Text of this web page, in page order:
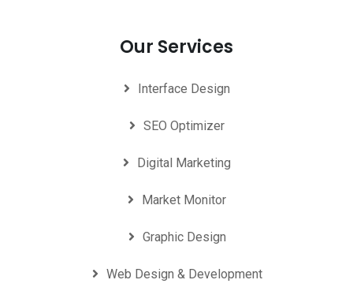
Our Services
Interface Design
SEO Optimizer
Digital Marketing
Market Monitor
Graphic Design
Web Design & Development